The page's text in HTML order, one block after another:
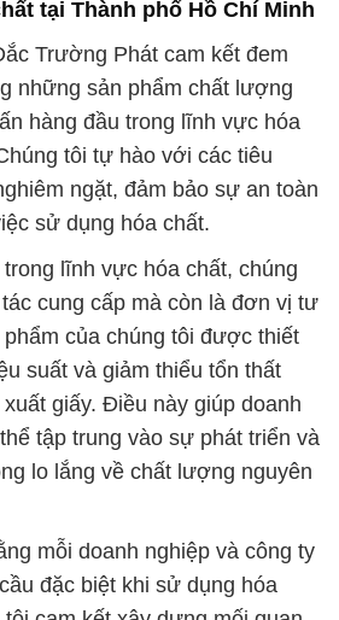
tôi tự hào với các tiêu
ngặt, đảm bảo sự an toàn
sử dụng hóa chất.
lĩnh vực hóa chất, chúng
cung cấp mà còn là đơn vị tư
của chúng tôi được thiết
suất và giảm thiểu tổn thất
giấy. Điều này giúp doanh
tập trung vào sự phát triển và
lo lắng về chất lượng nguyên
mỗi doanh nghiệp và công ty
đặc biệt khi sử dụng hóa
cam kết xây dựng mối quan
và mang lại giá trị thực sự cho
chất Đắc Trường Phát, chúng
giá trị của dự án lên trên chất